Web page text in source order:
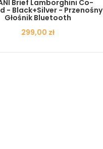
Brief Lamborghini Co-
- Black+silver - Przenośny
Głośnik Bluetooth
Cena
299,00 zł